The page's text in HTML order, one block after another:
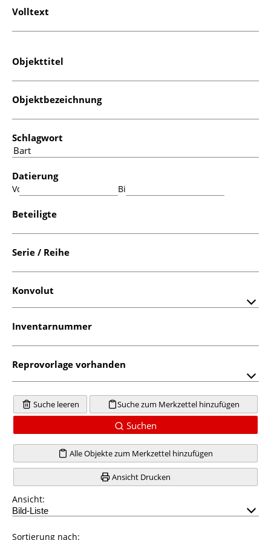
Volltext
Objekttitel
Objektbezeichnung
Schlagwort
Datierung
Von: Bis:
Beteiligte
Serie / Reihe
Konvolut
Inventarnummer
Reprovorlage vorhanden
Suche leeren Suche zum Merkzettel hinzufügen
Suchen
Alle Objekte zum Merkzettel hinzufügen
Ansicht Drucken
Ansicht:
Sortierung nach: